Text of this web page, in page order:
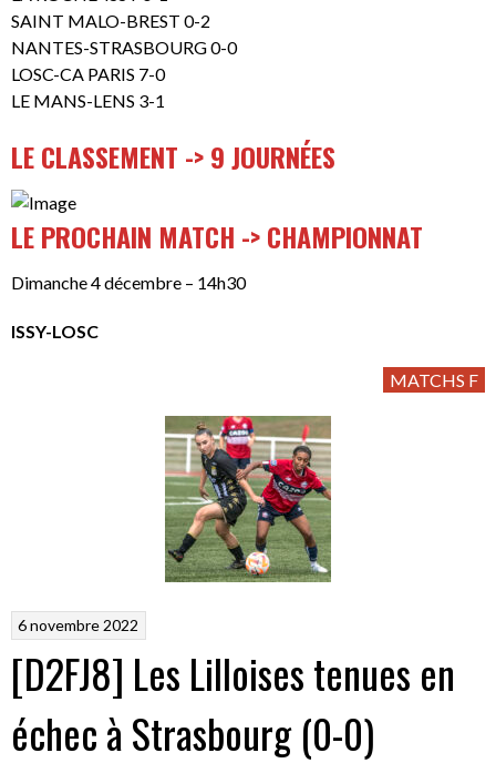
SAINT MALO-BREST 0-2
NANTES-STRASBOURG 0-0
LOSC-CA PARIS 7-0
LE MANS-LENS 3-1
LE CLASSEMENT -> 9 JOURNÉES
LE PROCHAIN MATCH -> CHAMPIONNAT
Dimanche 4 décembre – 14h30
ISSY-LOSC
MATCHS F
6 novembre 2022
[D2FJ8] Les Lilloises tenues en
échec à Strasbourg (0-0)